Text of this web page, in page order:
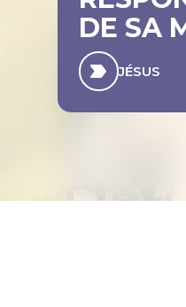
DE SA
JÉSUS